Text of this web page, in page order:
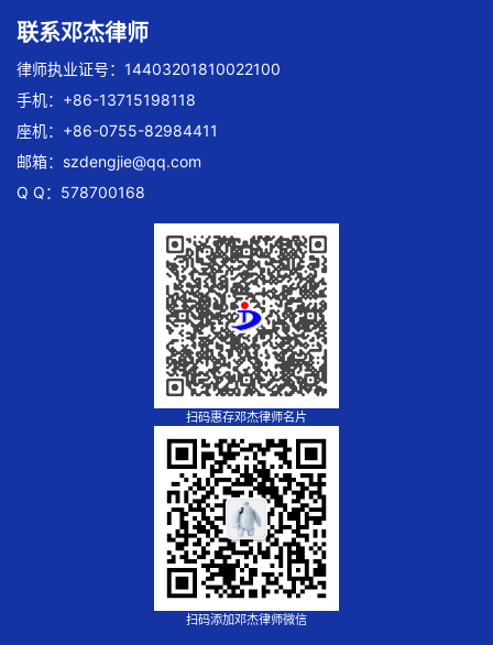
联系邓杰律师
律师执业证号：14403201810022100
手机：+86-13715198118
座机：+86-0755-82984411
邮箱： szdengjie@qq.com
Q Q：578700168
扫码惠存邓杰律师名片
扫码添加邓杰律师微信